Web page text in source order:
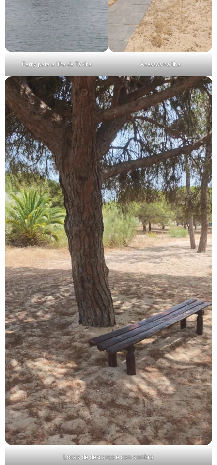
Ferry para a Ilha de Tavira Acessos na ilha
Locais de descanço e com sombra